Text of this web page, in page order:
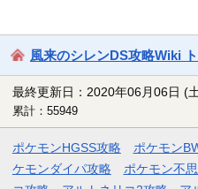
風来のシレンDS攻略Wiki
最終更新日：2020年06月06日 (
累計：55949
ポケモンHGSS攻略 ポケモン
ケモンダイパ攻略
ポケモン不